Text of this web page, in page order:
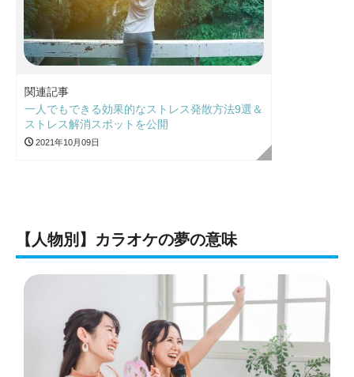
関連記事
一人でもできる効果的なストレス発散方法9選＆
ストレス解消スポットを公開
2021年10月09日
【人物別】カラオケの夢の意味